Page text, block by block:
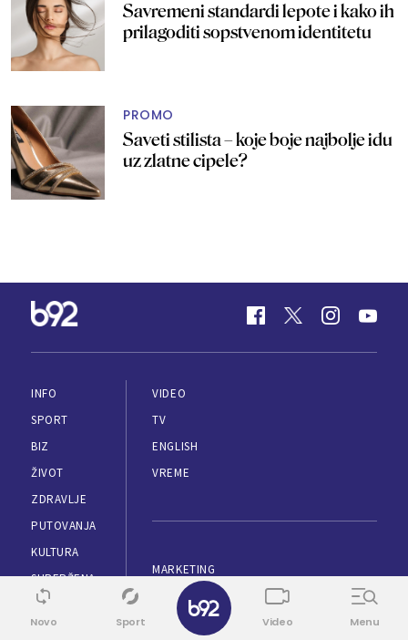
Savremeni standardi lepote i kako ih
prilagoditi sopstvenom identitetu
PROMO
Saveti stilista – koje boje najbolje idu
uz zlatne cipele?
INFO
SPORT
BIZ
ŽIVOT
ZDRAVLJE
PUTOVANJA
KULTURA
SUPERŽENA
ESPORTS
VIDEO
TV
ENGLISH
VREME
MARKETING
IMPRESUM
PRAVILA KORIŠĆENJA
Novo Sport Video Menu
✕